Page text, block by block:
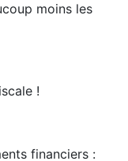
moins les
!
financiers :